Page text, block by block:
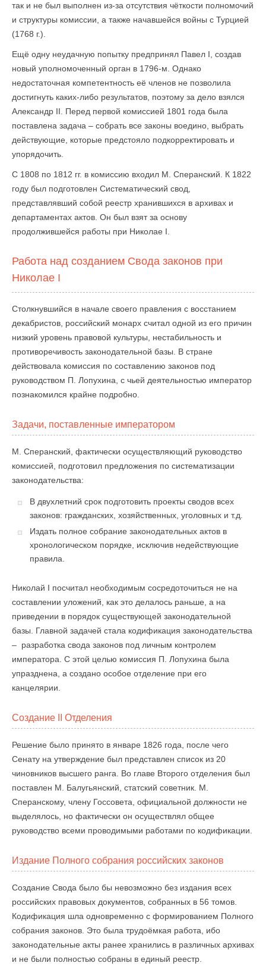
так и не был выполнен из-за отсутствия чёткости полномочий
и структуры комиссии, а также начавшейся войны с Турцией
(1768 г.).
Ещё одну неудачную попытку предпринял Павел I, создав
новый уполномоченный орган в 1796-м. Однако
недостаточная компетентность её членов не позволила
достигнуть каких-либо результатов, поэтому за дело взялся
Александр II. Перед первой комиссией 1801 года была
поставлена задача – собрать все законы воедино, выбрать
действующие, которые предстояло подкорректировать и
упорядочить.
С 1808 по 1812 гг. в комиссию входил М. Сперанский. К 1822
году был подготовлен Систематический свод,
представлявший собой реестр хранившихся в архивах и
департаментах актов. Он был взят за основу
продолжившейся работы при Николае I.
Работа над созданием Свода законов при
Николае I
Столкнувшийся в начале своего правления с восстанием
декабристов, российский монарх считал одной из его причин
низкий уровень правовой культуры, нестабильность и
противоречивость законодательной базы. В стране
действовала комиссия по составлению законов под
руководством П. Лопухина, с чьей деятельностью император
познакомился крайне подробно.
Задачи, поставленные императором
М. Сперанский, фактически осуществляющий руководство
комиссией, подготовил предложения по систематизации
законодательства:
В двухлетний срок подготовить проекты сводов всех
законов: гражданских, хозяйственных, уголовных и т.д.
Издать полное собрание законодательных актов в
хронологическом порядке, исключив недействующие
правила.
Николай I посчитал необходимым сосредоточиться не на
составлении уложений, как это делалось раньше, а на
приведении в порядок существующей законодательной
базы. Главной задачей стала кодификация законодательства
– разработка свода законов под личным контролем
императора. С этой целью комиссия П. Лопухина была
упразднена, а создано особое отделение при его
канцелярии.
Создание II Отделения
Решение было принято в январе 1826 года, после чего
Сенату на утверждение был представлен список из 20
чиновников высшего ранга. Во главе Второго отделения был
поставлен М. Балугьянский, статский советник. М.
Сперанскому, члену Госсовета, официальной должности не
выделялось, но фактически он осуществлял общее
руководство всеми проводимыми работами по кодификации.
Издание Полного собрания российских законов
Создание Свода было бы невозможно без издания всех
российских правовых документов, собранных в 56 томов.
Кодификация шла одновременно с формированием Полного
собрания законов. Это была трудоёмкая работа, ибо
законодательные акты ранее хранились в различных архивах
и не были полностью собраны в единый реестр.